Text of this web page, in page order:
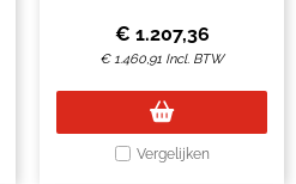
€ 1.207,36
€1.460,91 Incl. BTW
Vergelijken